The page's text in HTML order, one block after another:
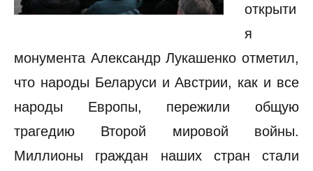
открыти
я
монумента Александр Лукашенко отметил,
что народы Беларуси и Австрии, как и все
народы Европы, пережили общую
трагедию Второй мировой войны.
Миллионы граждан наших стран стали